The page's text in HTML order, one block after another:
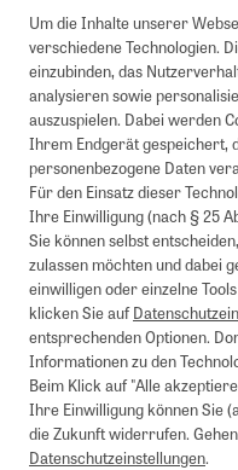
Um die Inhalte unserer
verschiedene Technologien.
einzubinden, das
analysieren sowie
auszuspielen. Dabei werden
Ihrem Endgerät gespeichert,
personenbezogene Daten
Für den Einsatz dieser
Ihre Einwilligung (nach § 25
Sie können selbst
zulassen möchten und dabei
einwilligen oder einzelne
klicken Sie auf
entsprechenden Optionen.
Informationen zu den
Beim Klick auf "Alle
Ihre Einwilligung können Sie
die Zukunft widerrufen.
Datenschutzeinstellungen.